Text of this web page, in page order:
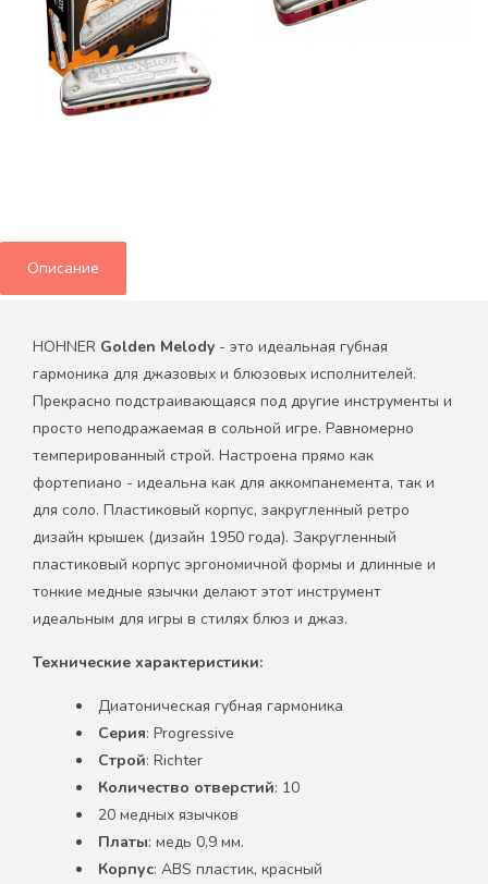
Описание
HOHNER Golden Melody - это идеальная губная
гармоника для джазовых и блюзовых исполнителей.
Прекрасно подстраивающаяся под другие инструменты и
просто неподражаемая в сольной игре. Равномерно
темперированный строй. Настроена прямо как
фортепиано - идеальна как для аккомпанемента, так и
для соло. Пластиковый корпус, закругленный ретро
дизайн крышек (дизайн 1950 года). Закругленный
пластиковый корпус эргономичной формы и длинные и
тонкие медные язычки делают этот инструмент
идеальным для игры в стилях блюз и джаз.
Технические характеристики:
Диатоническая губная гармоника
Серия: Progressive
Строй: Richter
Количество отверстий: 10
20 медных язычков
Платы: медь 0,9 мм.
Корпус: ABS пластик, красный